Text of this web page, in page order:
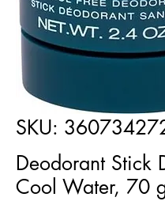
SKU:
Deodorant Stick
Cool Water, 70